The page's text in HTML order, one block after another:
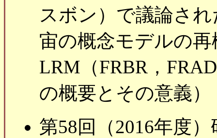
スボン）で議論さ
宙の概念モデルの再
LRM（FRBR，
の概要とその意義）
第58回（2016年度